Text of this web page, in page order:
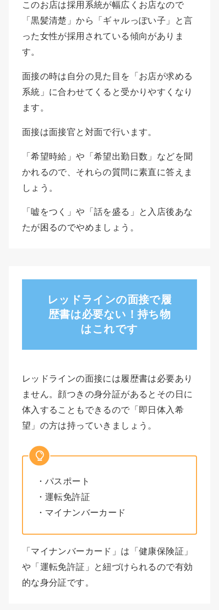
このお店は採用系統が幅広くお店なので
「黒髪清楚」から「ギャルっぽい子」と言
った女性が採用されている傾向がありま
す。
面接の時は自分の見た目を「お店が求める
系統」に合わせてくると受かりやすくなり
ます。
面接は面接官と対面で行います。
「希望時給」や「希望出勤日数」などを聞
かれるので、それらの質問に素直に答えま
しょう。
「嘘をつく」や「話を盛る」と入店後あな
たが困るのでやめましょう。
レッドラインの面接で履
歴書は必要ない！持ち物
はこれです
レッドラインの面接には履歴書は必要あり
ません。顔つきの身分証があるとその日に
体入することもできるので「即日体入希
望」の方は持っていきましょう。
・パスポート
・運転免許証
・マイナンバーカード
「マイナンバーカード」は「健康保険証」
や「運転免許証」と紐づけられるので有効
的な身分証です。